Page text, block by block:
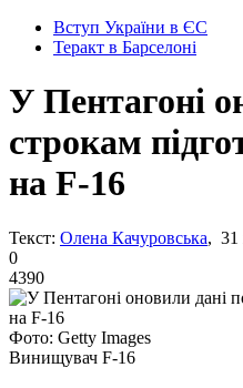
Вступ України в ЄС
Теракт в Барселоні
У Пентагоні
строкам
на F-16
Текст: Олена Качуровська, 31
0
4390
Фото: Getty Images
Винищувач F-16